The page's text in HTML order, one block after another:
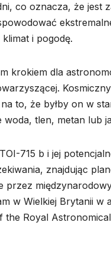
co oznacza, że jest
klimat i pogodę.
krokiem dla
to, że byłby on w
woda, tlen, metan lub
715 b i jej
znajdując
przez
w Wielkiej Brytanii
the Royal